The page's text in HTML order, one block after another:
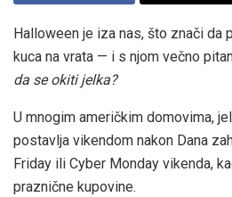
Halloween je iza nas, što znači da
kuca na vrata — i s njom večno
da se okiti jelka?
U mnogim američkim domovima,
postavlja vikendom nakon Dana
Friday ili Cyber Monday vikenda,
praznične kupovine.